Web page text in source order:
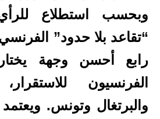
وبحسب استطلاع
“تقاعد بلا حدود”
رابع أحسن وجهة
الفرنسيون
والبرتغال وتونس.